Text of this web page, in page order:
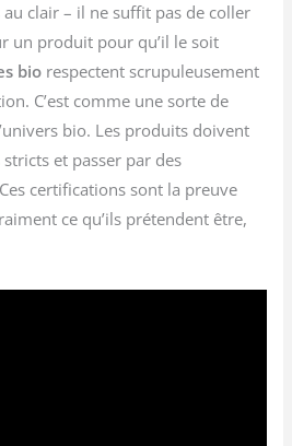
clair – il ne suffit pas de coller
un produit pour qu’il le soit
bio respectent scrupuleusement
C’est comme une sorte de
bio. Les produits doivent
et passer par des
certifications sont la preuve
ce qu’ils prétendent être,